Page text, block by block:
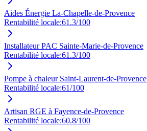
Aides Énergie La-Chapelle-de-Provence
Rentabilité locale:61.3/100
Installateur PAC Sainte-Marie-de-Provence
Rentabilité locale:61.3/100
Pompe à chaleur Saint-Laurent-de-Provence
Rentabilité locale:61/100
Artisan RGE à Fayence-de-Provence
Rentabilité locale:60.8/100